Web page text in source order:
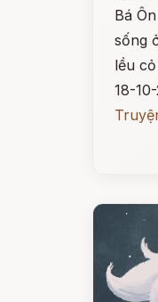
Bá
sống
lều
18-